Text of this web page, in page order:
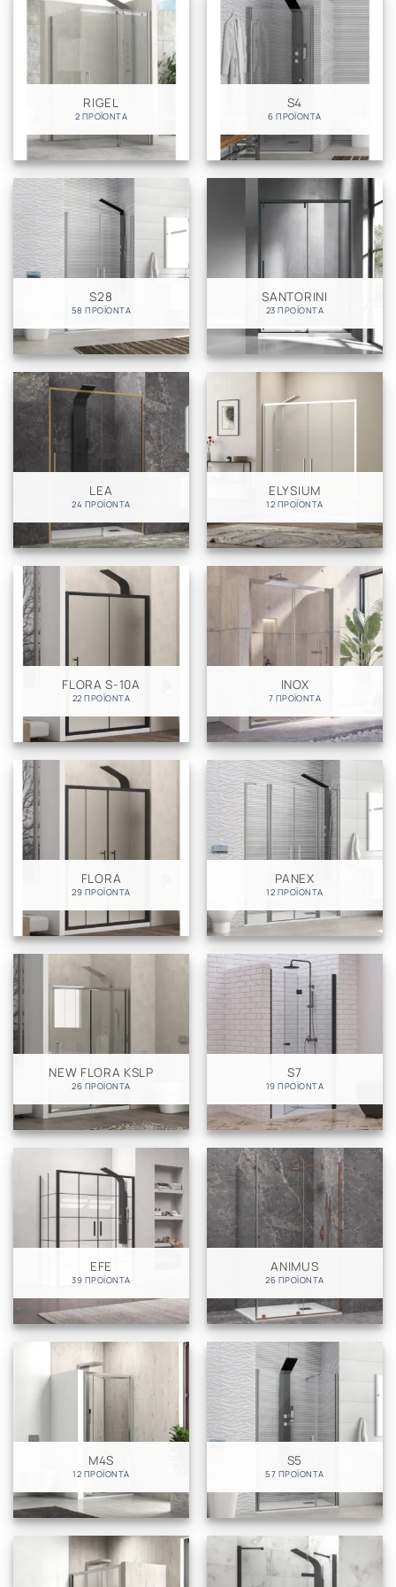
RIGEL
2 ΠΡΟΪΌΝΤΑ
S4
6 ΠΡΟΪΌΝΤΑ
S28
58 ΠΡΟΪΌΝΤΑ
SANTORINI
23 ΠΡΟΪΌΝΤΑ
LEA
24 ΠΡΟΪΌΝΤΑ
ELYSIUM
12 ΠΡΟΪΌΝΤΑ
FLORA S-10A
22 ΠΡΟΪΌΝΤΑ
INOX
7 ΠΡΟΪΌΝΤΑ
FLORA
29 ΠΡΟΪΌΝΤΑ
PANEX
12 ΠΡΟΪΌΝΤΑ
NEW FLORA KSLP
26 ΠΡΟΪΌΝΤΑ
S7
19 ΠΡΟΪΌΝΤΑ
EFE
39 ΠΡΟΪΌΝΤΑ
ANIMUS
26 ΠΡΟΪΌΝΤΑ
M4S
12 ΠΡΟΪΌΝΤΑ
S5
57 ΠΡΟΪΌΝΤΑ